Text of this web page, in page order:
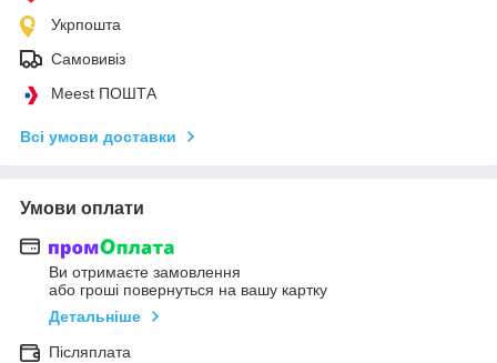
Укрпошта
Самовивіз
Meest ПОШТА
Всі умови доставки
Умови оплати
Ви отримаєте замовлення
або гроші повернуться на вашу картку
Детальніше
Післяплата